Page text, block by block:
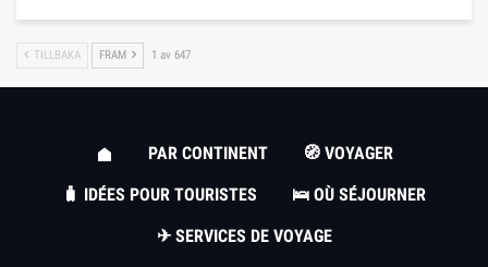
TILLBAKA FRAM 1 av 647
PAR CONTINENT
🧭 VOYAGER
🧳 IDÉES POUR TOURISTES
🛌 OÙ SÉJOURNER
✈ SERVICES DE VOYAGE